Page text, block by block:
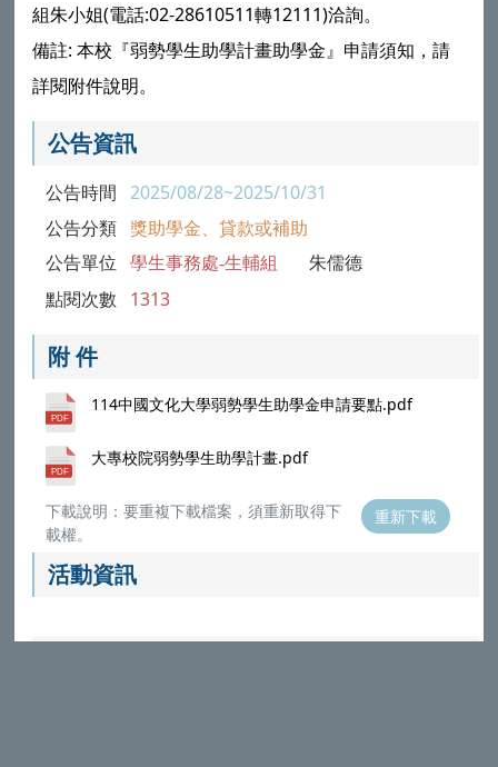
組朱小姐(電話:02-28610511轉12111)洽詢。
備註: 本校『弱勢學生助學計畫助學金』申請須知，請
詳閱附件說明。
公告資訊
公告時間 2025/08/28~2025/10/31
公告分類 獎助學金、貸款或補助
公告單位 學生事務處-生輔組 朱儒德
點閱次數 1313
附 件
114中國文化大學弱勢學生助學金申請要點.pdf
大專校院弱勢學生助學計畫.pdf
下載說明：要重複下載檔案，須重新取得下
載權。
重新下載
活動資訊